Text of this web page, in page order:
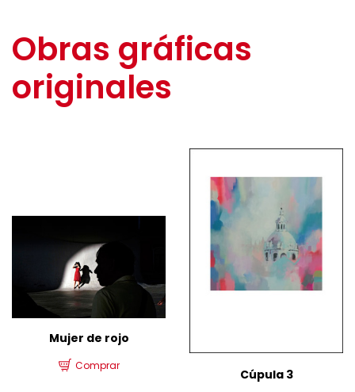
Obras gráficas
originales
Mujer de rojo
Comprar
Cúpula 3